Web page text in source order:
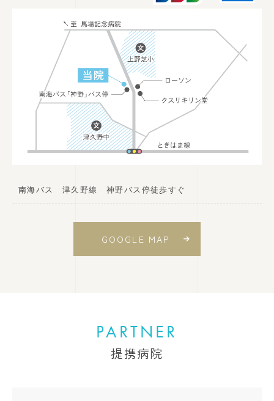
南海バス 津久野線 神野バス停徒歩すぐ
GOOGLE MAP
PARTNER
提携病院